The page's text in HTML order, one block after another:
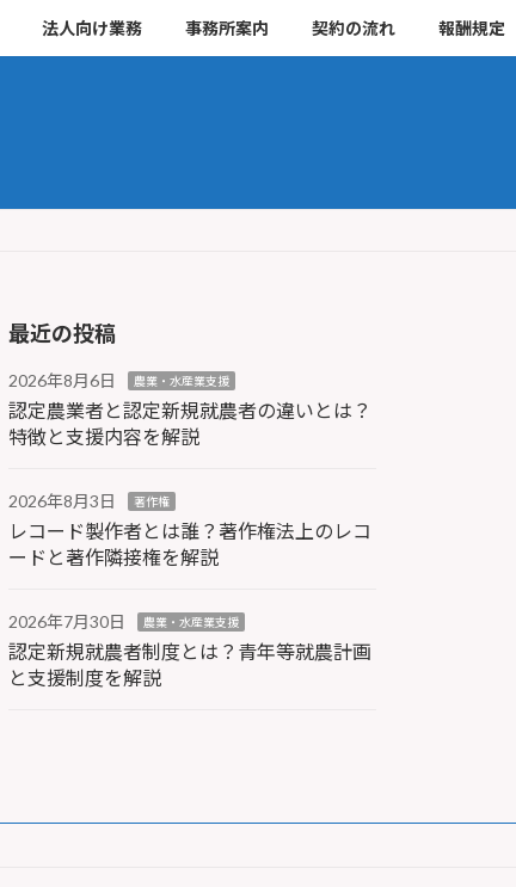
法人向け業務 事務所案内 契約の流れ 報酬規定
最近の投稿
2026年8月6日 農業・水産業支援
認定農業者と認定新規就農者の違いとは？
特徴と支援内容を解説
2026年8月3日 著作権
レコード製作者とは誰？著作権法上のレコ
ードと著作隣接権を解説
2026年7月30日 農業・水産業支援
認定新規就農者制度とは？青年等就農計画
と支援制度を解説